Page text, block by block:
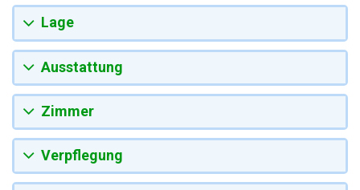
Lage
Ausstattung
Zimmer
Verpflegung